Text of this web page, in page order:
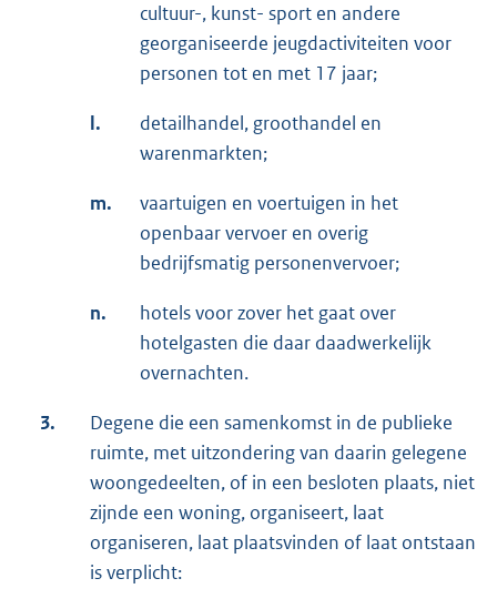
cultuur-, kunst- sport en andere
georganiseerde jeugdactiviteiten voor
personen tot en met 17 jaar;
l.
detailhandel, groothandel en
warenmarkten;
m.
vaartuigen en voertuigen in het
openbaar vervoer en overig
bedrijfsmatig personenvervoer;
n.
hotels voor zover het gaat over
hotelgasten die daar daadwerkelijk
overnachten.
3.
Degene die een samenkomst in de publieke
ruimte, met uitzondering van daarin gelegene
woongedeelten, of in een besloten plaats, niet
zijnde een woning, organiseert, laat
organiseren, laat plaatsvinden of laat ontstaan
is verplicht: